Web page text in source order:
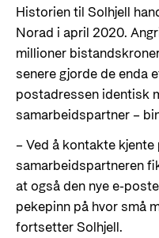
Nyttige lenker
Viktige
Partnerfordeling
Kontakt oss
Norads
Presse og media
Logo
Postjournal
Personvern
Historien til Solhjell
Norad i april 2020.
millioner
senere gjorde de enda
postadressen identisk
samarbeidspartner –
– Ved å kontakte
samarbeidspartneren
at også den nye e-
pekepinn på hvor små
fortsetter Solhjell.